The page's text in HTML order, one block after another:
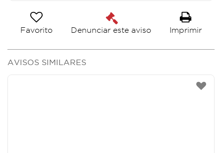
Favorito Denunciar este aviso Imprimir
AVISOS SIMILARES